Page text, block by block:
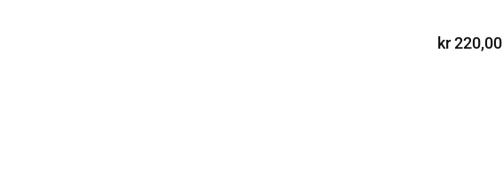
kr220,00